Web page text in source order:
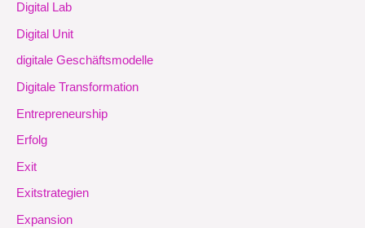
Digital Lab
Digital Unit
digitale Geschäftsmodelle
Digitale Transformation
Entrepreneurship
Erfolg
Exit
Exitstrategien
Expansion